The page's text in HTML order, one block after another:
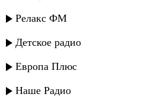
Релакс ФМ
Детское радио
Европа Плюс
Наше Радио
Патимат Гасанова - Ты есть
Тавус Магомедова - На свете